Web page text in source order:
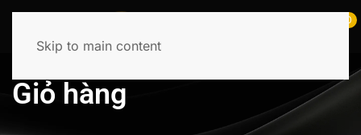
Skip to main content
0
Giỏ hàng